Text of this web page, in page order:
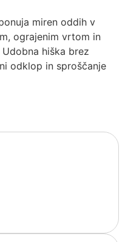
miren oddih v
ograjenim vrtom in
hiška brez
odklop in sproščanje